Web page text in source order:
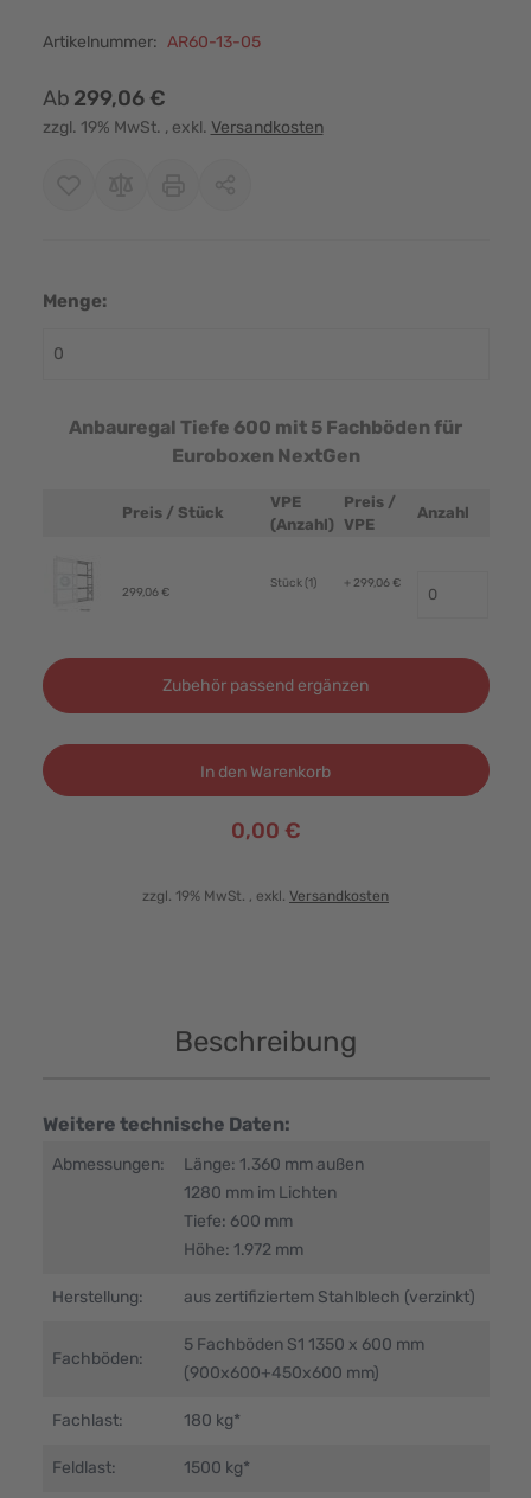
Artikelnummer: AR60-13-05
Ab 299,06 €
zzgl. 19% MwSt. , exkl. Versandkosten
Menge:
Anbauregal Tiefe 600 mit 5 Fachböden für
Euroboxen NextGen
Produktbild
Preis / Stück
VPE
(Anzahl)
Preis /
VPE
Anzahl
299,06 €
Stück (1) + 299,06 €
Zubehör passend ergänzen
In den Warenkorb
0,00 €
zzgl. 19% MwSt. , exkl. Versandkosten
Beschreibung
Weitere technische Daten:
Abmessungen:
Länge: 1.360 mm außen
1280 mm im Lichten
Tiefe: 600 mm
Höhe: 1.972 mm
Herstellung: aus zertifiziertem Stahlblech (verzinkt)
Fachböden:
5 Fachböden S1 1350 x 600 mm
(900x600+450x600 mm)
Fachlast: 180 kg*
Feldlast: 1500 kg*